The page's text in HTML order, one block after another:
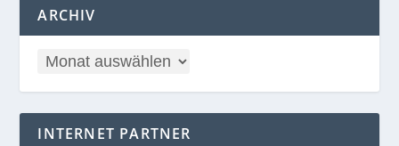
ARCHIV
INTERNET PARTNER